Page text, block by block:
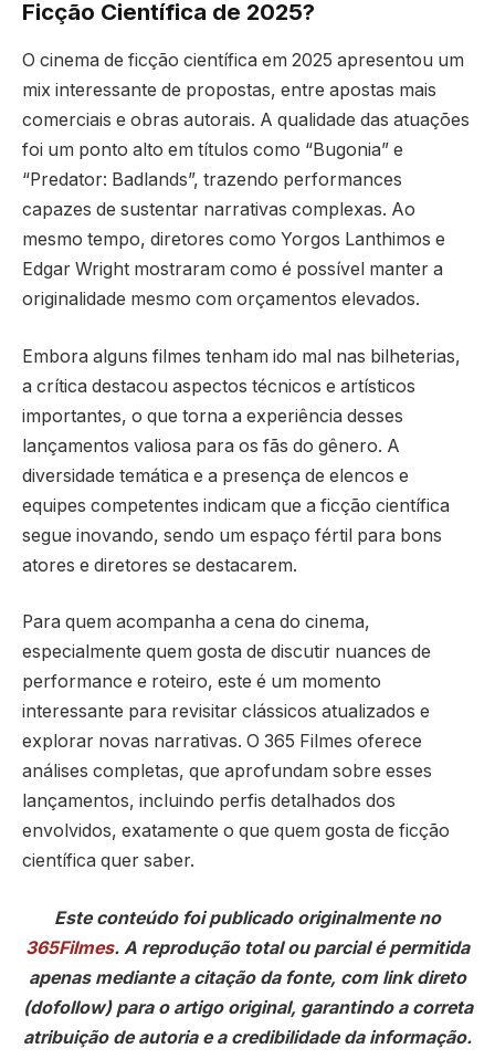
Ficção Científica de 2025?
O cinema de ficção científica em 2025 apresentou um
mix interessante de propostas, entre apostas mais
comerciais e obras autorais. A qualidade das atuações
foi um ponto alto em títulos como “Bugonia” e
“Predator: Badlands”, trazendo performances
capazes de sustentar narrativas complexas. Ao
mesmo tempo, diretores como Yorgos Lanthimos e
Edgar Wright mostraram como é possível manter a
originalidade mesmo com orçamentos elevados.
Embora alguns filmes tenham ido mal nas bilheterias,
a crítica destacou aspectos técnicos e artísticos
importantes, o que torna a experiência desses
lançamentos valiosa para os fãs do gênero. A
diversidade temática e a presença de elencos e
equipes competentes indicam que a ficção científica
segue inovando, sendo um espaço fértil para bons
atores e diretores se destacarem.
Para quem acompanha a cena do cinema,
especialmente quem gosta de discutir nuances de
performance e roteiro, este é um momento
interessante para revisitar clássicos atualizados e
explorar novas narrativas. O 365 Filmes oferece
análises completas, que aprofundam sobre esses
lançamentos, incluindo perfis detalhados dos
envolvidos, exatamente o que quem gosta de ficção
científica quer saber.
Este conteúdo foi publicado originalmente no
365Filmes. A reprodução total ou parcial é permitida
apenas mediante a citação da fonte, com link direto
(dofollow) para o artigo original, garantindo a correta
atribuição de autoria e a credibilidade da informação.